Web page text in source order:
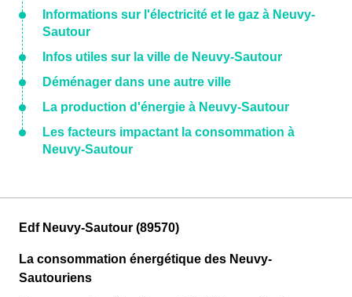
Informations sur l'électricité et le gaz à Neuvy-
Sautour
Infos utiles sur la ville de Neuvy-Sautour
Déménager dans une autre ville
La production d'énergie à Neuvy-Sautour
Les facteurs impactant la consommation à
Neuvy-Sautour
Edf Neuvy-Sautour (89570)
La consommation énergétique des Neuvy-
Sautouriens